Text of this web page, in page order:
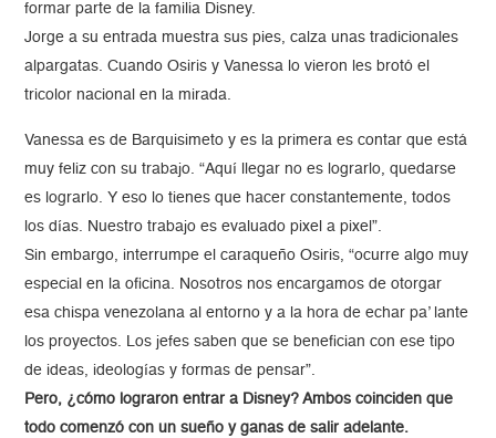
formar parte de la familia Disney.
Jorge a su entrada muestra sus pies, calza unas tradicionales
alpargatas. Cuando Osiris y Vanessa lo vieron les brotó el
tricolor nacional en la mirada.
Vanessa es de Barquisimeto y es la primera es contar que está
muy feliz con su trabajo. “Aquí llegar no es lograrlo, quedarse
es lograrlo. Y eso lo tienes que hacer constantemente, todos
los días. Nuestro trabajo es evaluado pixel a pixel”.
Sin embargo, interrumpe el caraqueño Osiris, “ocurre algo muy
especial en la oficina. Nosotros nos encargamos de otorgar
esa chispa venezolana al entorno y a la hora de echar pa’ lante
los proyectos. Los jefes saben que se benefician con ese tipo
de ideas, ideologías y formas de pensar”.
Pero, ¿cómo lograron entrar a Disney? Ambos coinciden que
todo comenzó con un sueño y ganas de salir adelante.